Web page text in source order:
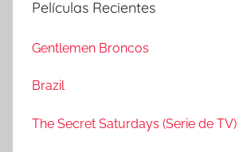
a
:
Películas Recientes
Gentlemen Broncos
Brazil
The Secret Saturdays (Serie de TV)